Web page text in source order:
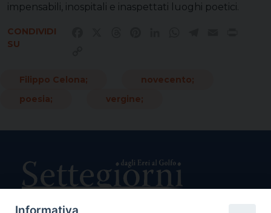
impensabili, inospitali e inaspettati luoghi poetici.
CONDIVIDI
SU
Filippo Celona;
novecento;
poesia;
vergine;